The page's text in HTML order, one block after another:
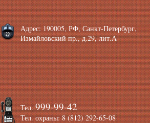
Аренда офиса Технологический
Аренда помещений Фрунзенская
Тел.999-99-42
Тел. охраны: 8 (812) 292-65-08
Адрес: 190005, РФ, Санкт-Петербург,
Измайловский пр., д.29, лит.А